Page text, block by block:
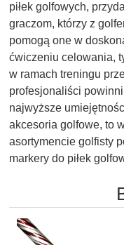
piłek golfowych,
graczom, którzy z
pomogą one w
ćwiczeniu celowania,
w ramach treningu
profesjonaliści
najwyższe
akcesoria golfowe, to
asortymencie golfisty
markery do piłek